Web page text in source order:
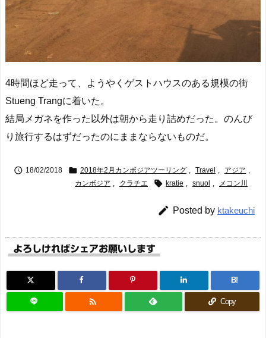
4時間ほど走って、ようやくゲストハウスのある規模の街
Stueng Trangに着いた。
結局メガネを作った以外は朝から走り詰めだった。のんび
り旅行するはずだったのにままならないものだ。
 18/02/2018  2018年2月カンボジアツーリング Travel アジア
カンボジア
クラチエ  kratie snuol メコン川
 Posted by ktakeuchi
よろしければシェアお願いします
B!
 Copy